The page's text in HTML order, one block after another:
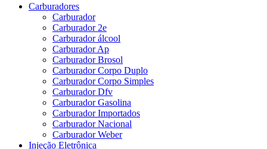
Carburadores
Carburador
Carburador 2e
Carburador álcool
Carburador Ap
Carburador Brosol
Carburador Corpo Duplo
Carburador Corpo Simples
Carburador Dfv
Carburador Gasolina
Carburador Importados
Carburador Nacional
Carburador Weber
Injeção Eletrônica